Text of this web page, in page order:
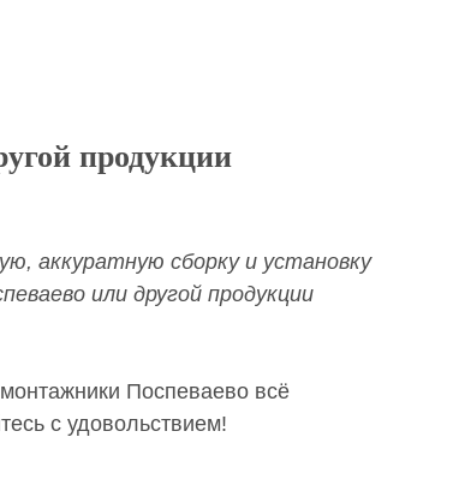
продукции
аккуратную сборку и установку
или другой продукции
Поспеваево всё
с удовольствием!